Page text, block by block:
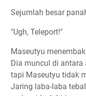
Sejumlah besar
"Ugh, Teleport!"
Maseutyu
Dia muncul di antara
tapi Maseutyu tidak
Jaring laba-laba